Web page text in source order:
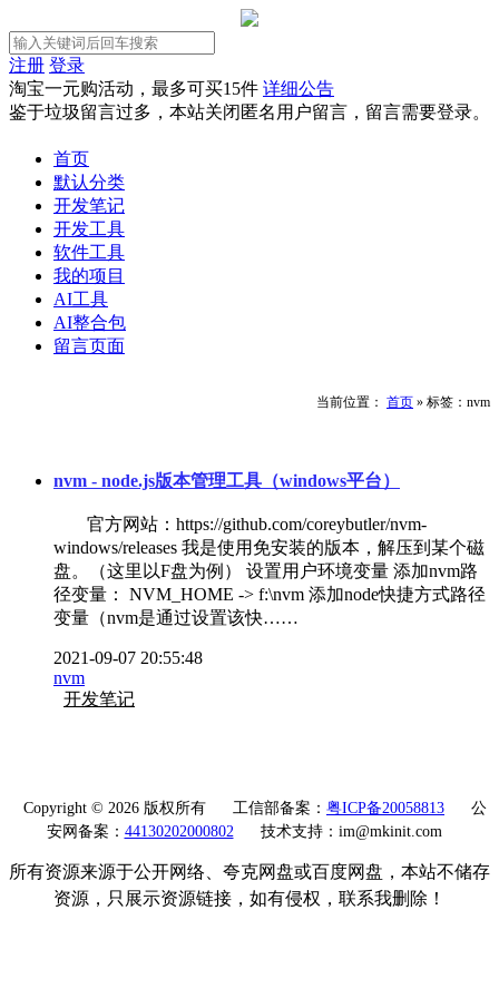
注册 登录
淘宝一元购活动，最多可买15件 详细公告
鉴于垃圾留言过多，本站关闭匿名用户留言，留言需要登录。
首页
默认分类
开发笔记
开发工具
软件工具
我的项目
AI工具
AI整合包
留言页面
当前位置： 首页 » 标签：nvm
nvm - node.js版本管理工具（windows平台）
官方网站：https://github.com/coreybutler/nvm-
windows/releases 我是使用免安装的版本，解压到某个磁
盘。（这里以F盘为例） 设置用户环境变量 添加nvm路
径变量： NVM_HOME -> f:\nvm 添加node快捷方式路径
变量（nvm是通过设置该快……
2021-09-07 20:55:48
nvm
开发笔记
Copyright © 2026 版权所有 工信部备案： 粤ICP备20058813
公
安网备案： 44130202000802 技术支持：im@mkinit.com
所有资源来源于公开网络、夸克网盘或百度网盘，本站不储存
资源，只展示资源链接，如有侵权，联系我删除！